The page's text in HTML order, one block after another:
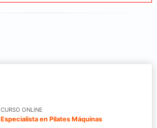
CURSO ONLINE
Especialista en Pilates Máquinas